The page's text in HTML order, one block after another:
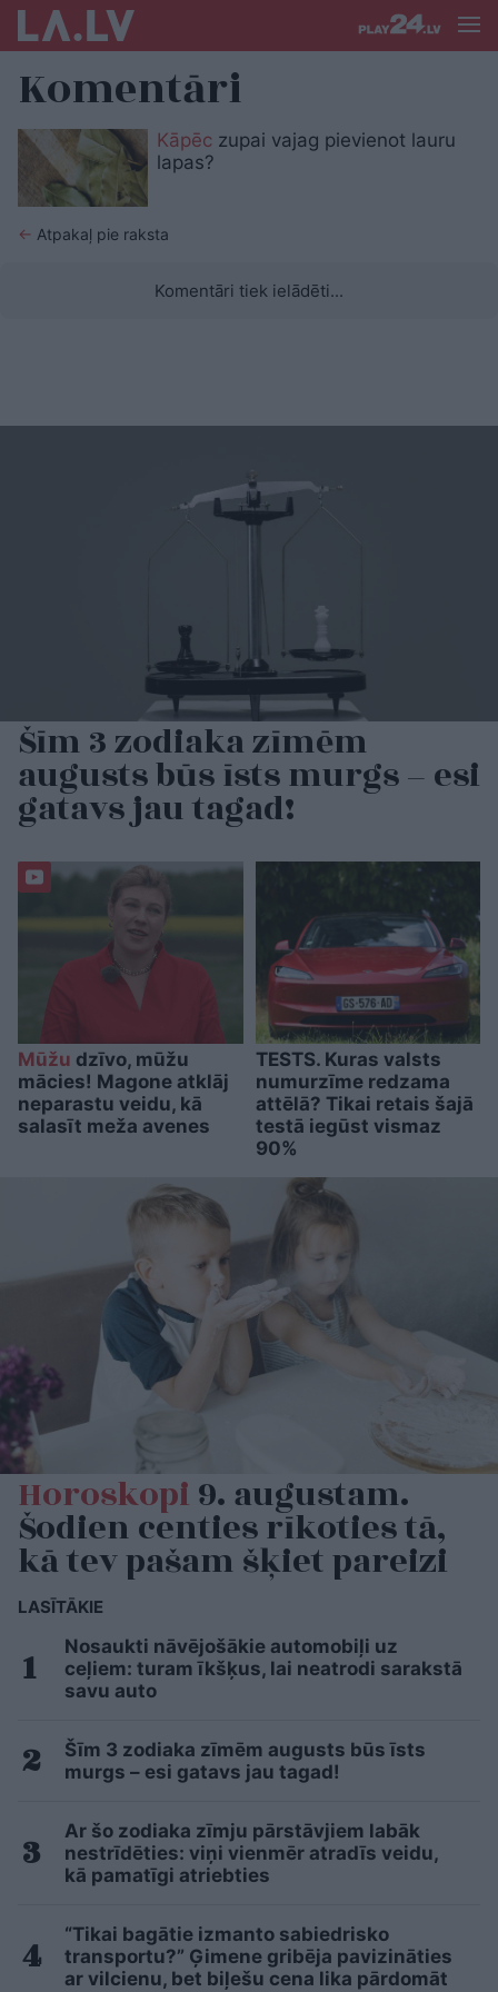
Komentāri
Kāpēc zupai vajag pievienot lauru
lapas?
← Atpakaļ pie raksta
Komentāri tiek ielādēti...
Šīm 3 zodiaka zīmēm
augusts būs īsts murgs – esi
gatavs jau tagad!
Mūžu dzīvo, mūžu
mācies! Magone atklāj
neparastu veidu, kā
salasīt meža avenes
TESTS. Kuras valsts
numurzīme redzama
attēlā? Tikai retais šajā
testā iegūst vismaz
90%
Horoskopi9. augustam.
Šodien centies rīkoties tā,
kā tev pašam šķiet pareizi
LASĪTĀKIE
Nosaukti nāvējošākie automobiļi uz
ceļiem: turam īkšķus, lai neatrodi sarakstā
savu auto
Šīm 3 zodiaka zīmēm augusts būs īsts
murgs – esi gatavs jau tagad!
Ar šo zodiaka zīmju pārstāvjiem labāk
nestrīdēties: viņi vienmēr atradīs veidu,
kā pamatīgi atriebties
“Tikai bagātie izmanto sabiedrisko
transportu?” Ģimene gribēja pavizināties
ar vilcienu, bet biļešu cena lika pārdomāt